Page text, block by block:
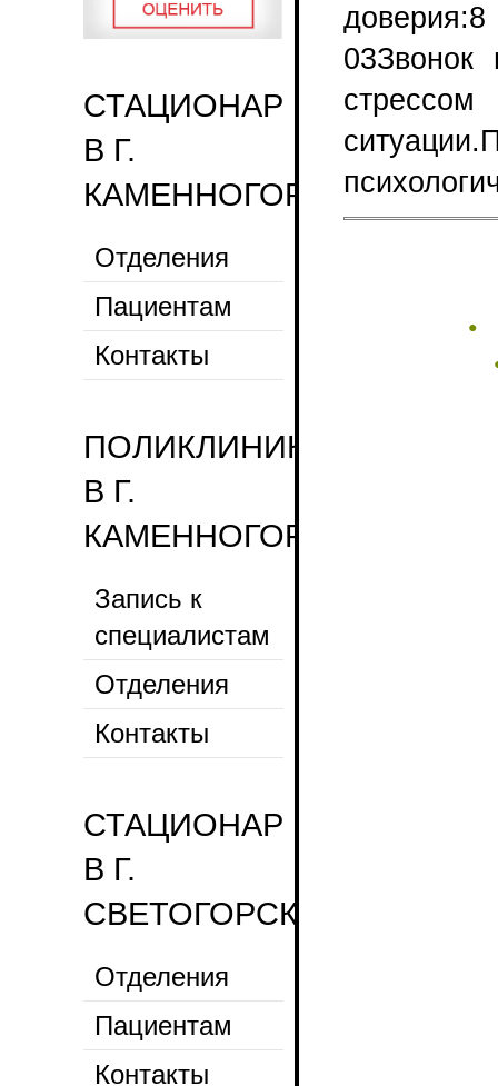
СТАЦИОНАР
В Г.
КАМЕННОГОРСК
Отделения
Пациентам
Контакты
ПОЛИКЛИНИКА
В Г.
КАМЕННОГОРСКЕ
Запись к
специалистам
Отделения
Контакты
СТАЦИОНАР
В Г.
СВЕТОГОРСК
Отделения
Пациентам
Контакты
03Звонок